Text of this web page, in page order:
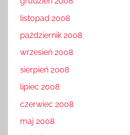
listopad 2008
październik 2008
wrzesień 2008
sierpień 2008
lipiec 2008
czerwiec 2008
maj 2008